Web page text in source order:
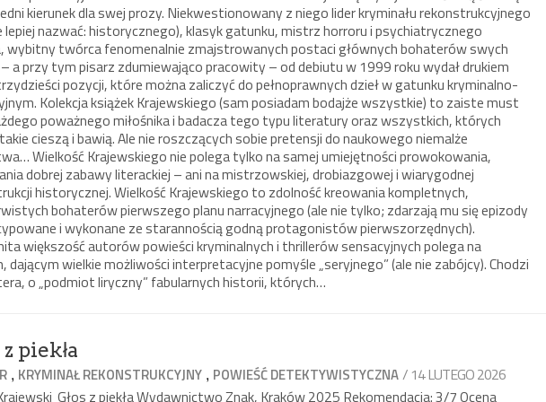
kierunek dla swej prozy. Niekwestionowany z niego lider kryminału rekonstrukcyjnego
lepiej nazwać: historycznego), klasyk gatunku, mistrz horroru i psychiatrycznego
wybitny twórca fenomenalnie zmajstrowanych postaci głównych bohaterów swych
a przy tym pisarz zdumiewająco pracowity – od debiutu w 1999 roku wydał drukiem
pozycji, które można zaliczyć do pełnoprawnych dzieł w gatunku kryminalno-
Kolekcja książek Krajewskiego (sam posiadam bodajże wszystkie) to zaiste must
poważnego miłośnika i badacza tego typu literatury oraz wszystkich, których
cieszą i bawią. Ale nie roszczących sobie pretensji do naukowego niemalże
Wielkość Krajewskiego nie polega tylko na samej umiejętności prowokowania,
dobrej zabawy literackiej – ani na mistrzowskiej, drobiazgowej i wiarygodnej
historycznej. Wielkość Krajewskiego to zdolność kreowania kompletnych,
bohaterów pierwszego planu narracyjnego (ale nie tylko; zdarzają mu się epizody
i wykonane ze starannością godną protagonistów pierwszorzędnych).
większość autorów powieści kryminalnych i thrillerów sensacyjnych polega na
dającym wielkie możliwości interpretacyjne pomyśle „seryjnego” (ale nie zabójcy). Chodzi
o „podmiot liryczny” fabularnych historii, których…
z piekła
, KRYMINAŁ REKONSTRUKCYJNY , POWIEŚĆ DETEKTYWISTYCZNA/ 14 LUTEGO 2026
Głos z piekła Wydawnictwo Znak, Kraków 2025 Rekomendacja: 3/7 Ocena